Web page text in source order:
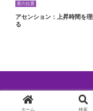
星の位置
アセンション：上昇時間を
る
©
ホーム 検索